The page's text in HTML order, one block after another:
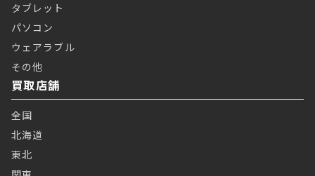
タブレット
パソコン
ウェアラブル
その他
買取店舗
全国
北海道
東北